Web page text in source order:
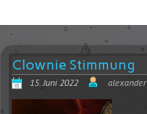
Clownie Stimmung
15. Juni 2022 alexander